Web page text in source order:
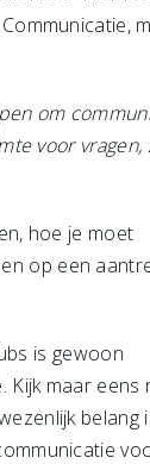
om
voor vragen,
hoe je moet
op een
is gewoon
maar eens
belang